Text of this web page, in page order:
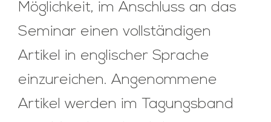
Möglichkeit, im Anschluss an das
Seminar einen vollständigen
Artikel in englischer Sprache
einzureichen. Angenommene
Artikel werden im Tagungsband